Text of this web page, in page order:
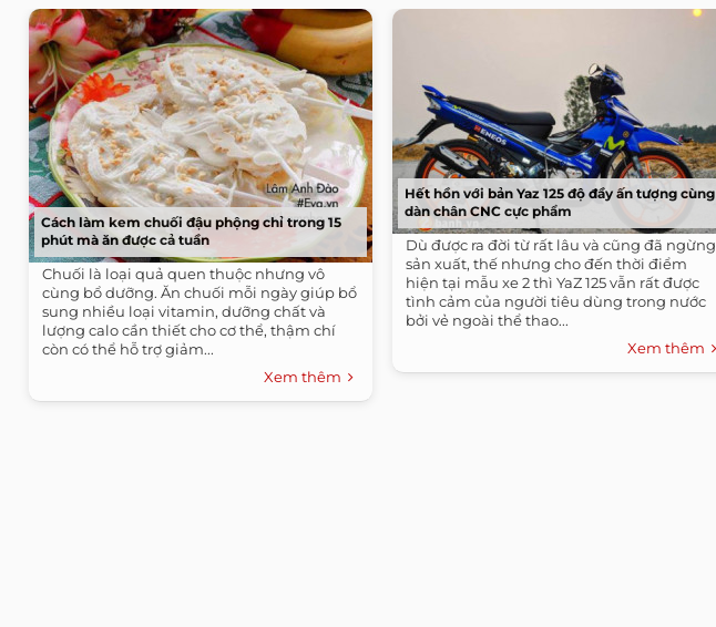
Cách làm kem chuối đậu phộng chỉ trong 15
phút mà ăn được cả tuần
Chuối là loại quả quen thuộc nhưng vô
cùng bổ dưỡng. Ăn chuối mỗi ngày giúp bổ
sung nhiều loại vitamin, dưỡng chất và
lượng calo cần thiết cho cơ thể, thậm chí
còn có thể hỗ trợ giảm...
Xem thêm
Hết hồn với bản Yaz 125 độ đầy ấn tượng cùng
dàn chân CNC cực phẩm
Dù được ra đời từ rất lâu và cũng đã ngừng
sản xuất, thế nhưng cho đến thời điểm
hiện tại mẫu xe 2 thì YaZ 125 vẫn rất được
tình cảm của người tiêu dùng trong nước
bởi vẻ ngoài thể thao...
Xem thêm